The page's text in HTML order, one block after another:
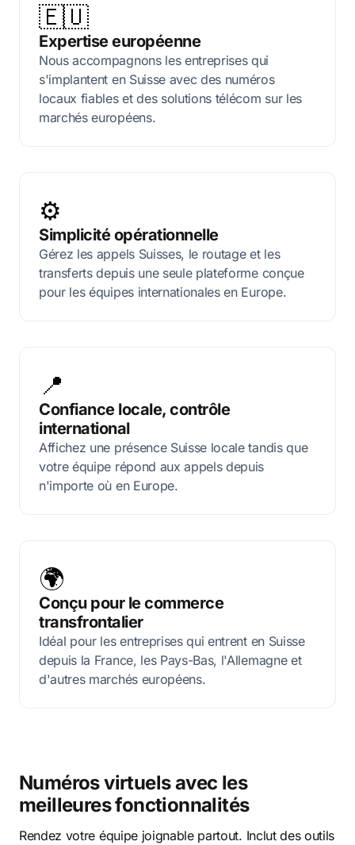
🇪🇺
Expertise européenne
Nous accompagnons les entreprises qui
s'implantent en Suisse avec des numéros
locaux fiables et des solutions télécom sur les
marchés européens.
⚙️
Simplicité opérationnelle
Gérez les appels Suisses, le routage et les
transferts depuis une seule plateforme conçue
pour les équipes internationales en Europe.
📍
Confiance locale, contrôle
international
Affichez une présence Suisse locale tandis que
votre équipe répond aux appels depuis
n'importe où en Europe.
🌍
Conçu pour le commerce
transfrontalier
Idéal pour les entreprises qui entrent en Suisse
depuis la France, les Pays-Bas, l'Allemagne et
d'autres marchés européens.
Numéros virtuels avec les
meilleures fonctionnalités
Rendez votre équipe joignable partout. Inclut des outils